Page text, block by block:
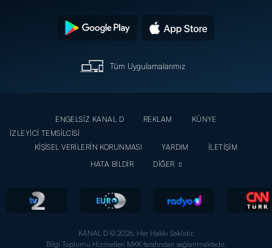
Tüm Uygulamalarımız
ENGELSİZ KANAL D REKLAM
KÜNYE
İZLEYİCİ TEMSİLCİSİ
KİŞİSEL VERİLERİN KORUNMASI
YARDIM
İLETİŞİM
HATA BİLDİR
DİĞER
KANAL D © 2026. Her Hakkı Saklıdır.
Bilgi Toplumu Hizmetleri MKK tarafından sağlanmaktadır.